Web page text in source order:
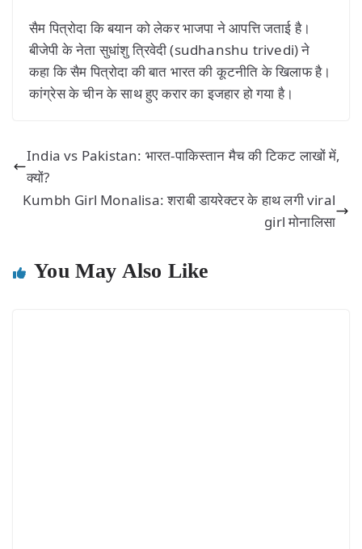
सैम पित्रोदा कि बयान को लेकर भाजपा ने आपत्ति जताई है।
बीजेपी के नेता सुधांशु त्रिवेदी (sudhanshu trivedi) ने
कहा कि सैम पित्रोदा की बात भारत की कूटनीति के खिलाफ है।
कांग्रेस के चीन के साथ हुए करार का इजहार हो गया है।
India vs Pakistan: भारत-पाकिस्तान मैच की टिकट लाखों में,
क्यों?
Kumbh Girl Monalisa: शराबी डायरेक्टर के हाथ लगी viral
girl मोनालिसा
You May Also Like